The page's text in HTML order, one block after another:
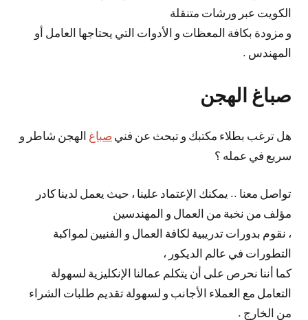
الكويت عبر ورشات متنقلة
و مزودة بكافة المعظات و الأدوات التي يحتاجها العامل أو
المهندس .
صباغ الهجن
هل ترغب بطلاء مكتبك و تبحث عن فني صباغ الهجن شاطر و
سريع في عمله ؟
تواصل معنا .. يمكنك الإعتماد علينا ، حيث يعمل لدينا كادر
مؤلف من نخبة من العمال و المهندسين
، نقوم بدورات تدريبية لكافة العمال و الفنيين لمواكبة
التطورات في عالم الديكور ،
كما أننا نحرص على أن يتكلم عمالنا الإنكليزية لسهولة
التعامل مع العملاء الأجانب و لسهولة تقديم طلبات الشراء
من الخارج .